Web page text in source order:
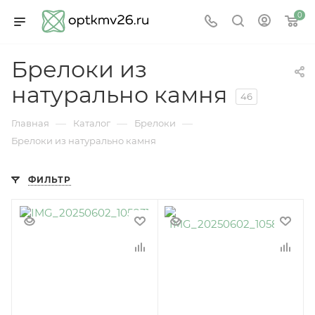
0
Брелоки из
натурально камня
46
Главная — Каталог — Брелоки —
Брелоки из натурально камня
ФИЛЬТР